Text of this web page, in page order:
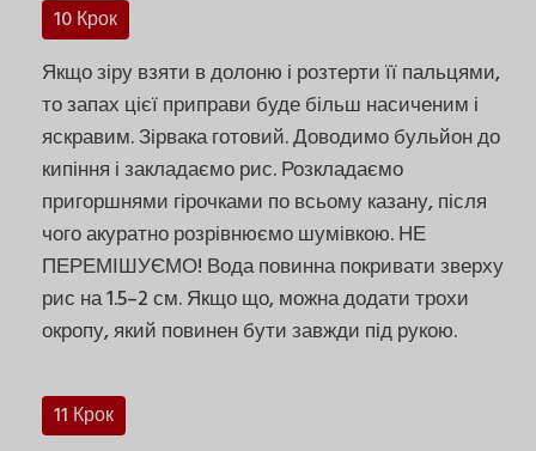
10 Крок
Якщо зіру взяти в долоню і розтерти її пальцями,
то запах цієї приправи буде більш насиченим і
яскравим. Зірвака готовий. Доводимо бульйон до
кипіння і закладаємо рис. Розкладаємо
пригоршнями гірочками по всьому казану, після
чого акуратно розрівнюємо шумівкою. НЕ
ПЕРЕМІШУЄМО! Вода повинна покривати зверху
рис на 1.5–2 см. Якщо що, можна додати трохи
окропу, який повинен бути завжди під рукою.
11 Крок